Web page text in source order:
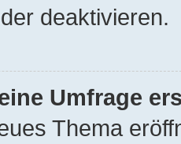
deaktivieren.
Umfrage
Thema